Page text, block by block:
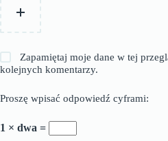
Zapamiętaj moje dane w tej
kolejnych komentarzy.
Proszę wpisać odpowiedź cyframi:
1 × dwa =